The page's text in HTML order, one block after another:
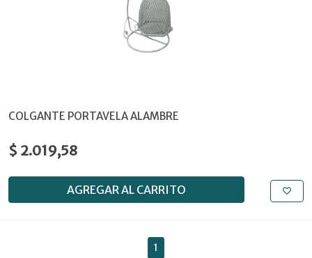
COLGANTE PORTAVELA ALAMBRE
$ 2.019,58
AGREGAR AL CARRITO
1